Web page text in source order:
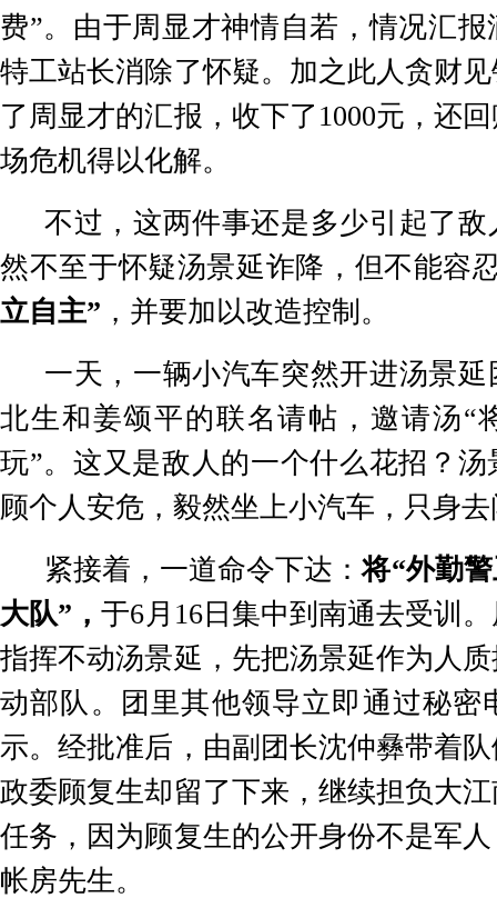
费”。由于周显才神情自若，情况汇
特工站长消除了怀疑。加之此人贪财
了周显才的汇报，收下了 1000元，还
场危机得以化解。
不过，这两件事还是多少引起了
然不至于怀疑汤景延诈降，但不能容
立自主” ，并要加以改造控制。
一天，一辆小汽车突然开进汤景
北生和姜颂平的联名请帖，邀请汤“
玩”。这又是敌人的一个什么花招？
顾个人安危，毅然坐上小汽车，只身
紧接着，一道命令下达：将“外勤
大队” ，于6月 16日集中到南通去受训
指挥不动汤景延，先把汤景延作为人
动部队。团里其他领导立即通过秘密
示。经批准后，由副团长沈仲彝带着
政委顾复生却留了下来，继续担负大
任务，因为顾复生的公开身份不是军
帐房先生。